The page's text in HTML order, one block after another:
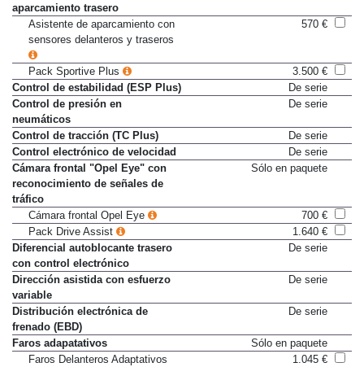
aparcamiento trasero
Asistente de aparcamiento con
sensores delanteros y traseros
570 €
Pack Sportive Plus
3.500 €
Control de estabilidad (ESP Plus)
De serie
Control de presión en
neumáticos
De serie
Control de tracción (TC Plus)
De serie
Control electrónico de velocidad
De serie
Cámara frontal "Opel Eye" con
reconocimiento de señales de
tráfico
Sólo en paquete
Cámara frontal Opel Eye
700 €
Pack Drive Assist
1.640 €
Diferencial autoblocante trasero
con control electrónico
De serie
Dirección asistida con esfuerzo
variable
De serie
Distribución electrónica de
frenado (EBD)
De serie
Faros adapatativos
Sólo en paquete
Faros Delanteros Adaptativos
1.045 €